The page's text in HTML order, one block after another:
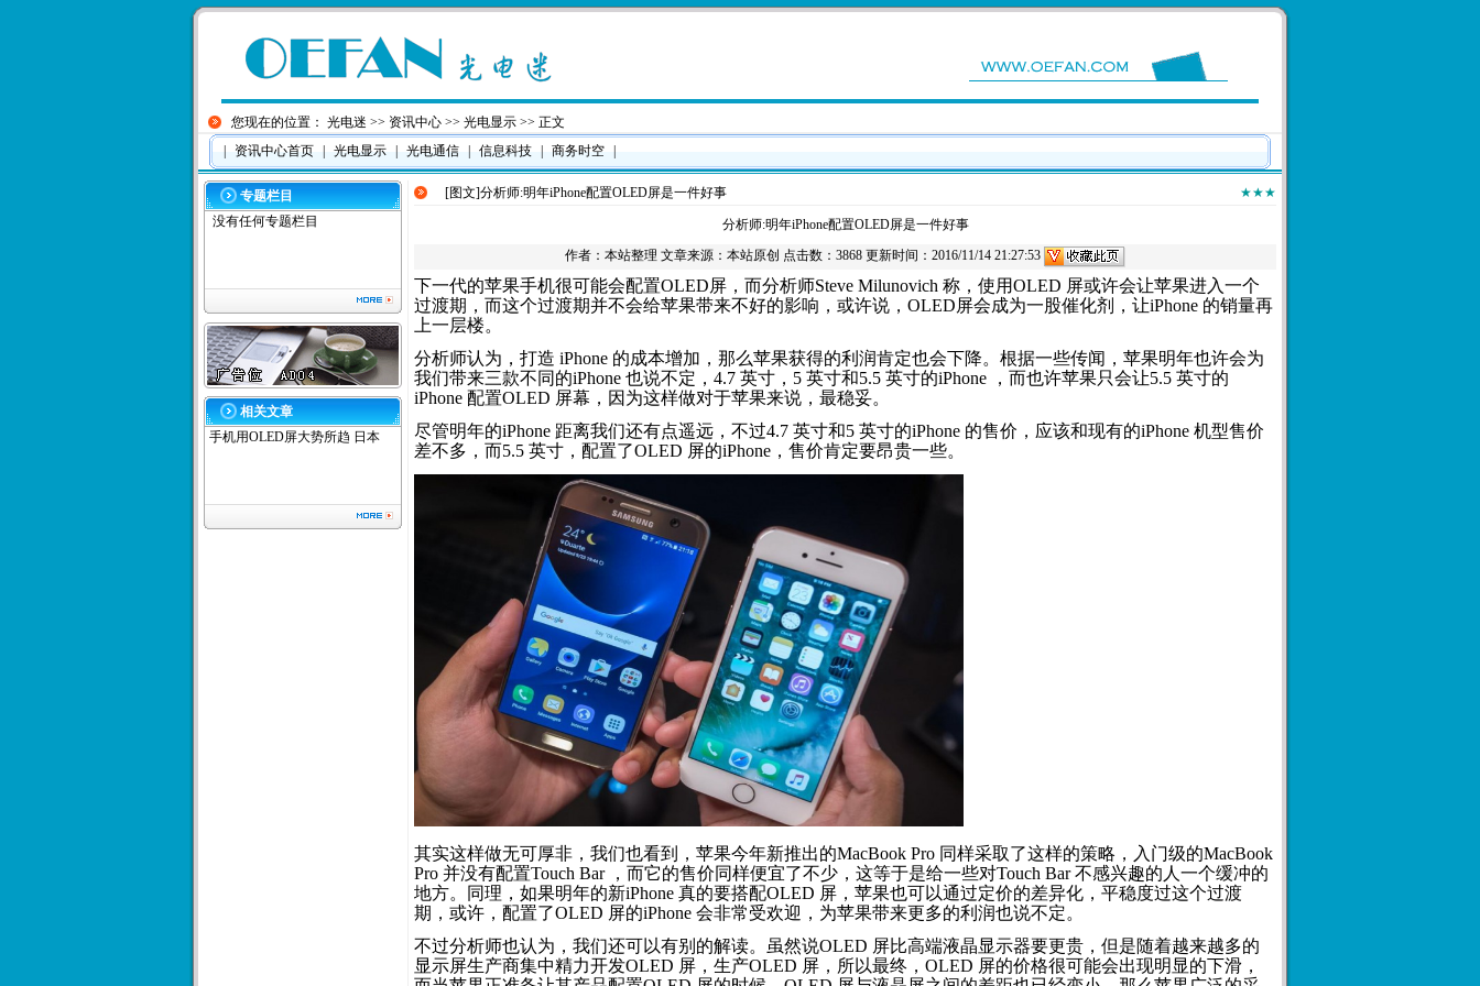
您现在的位置： 光电迷 >> 资讯中心 >> 光电显示 >> 正文
资讯中心首页 光电显示 光电通信 信息科技 商务时空
专题栏目
没有任何专题栏目
相关文章
手机用OLED屏大势所趋 日本
[图文]分析师:明年iPhone配置OLED屏是一件好事 ★★★
分析师:明年iPhone配置OLED屏是一件好事
作者： 本站整理 文章来源：本站原创 点击数：3868 更新时间：2016/11/14 21:27:53
下一代的苹果手机很可能会配置OLED屏，而分析师Steve Milunovich 称，使用OLED 屏或许会让苹果进入一个
过渡期，而这个过渡期并不会给苹果带来不好的影响，或许说，OLED屏会成为一股催化剂，让iPhone 的销量再
上一层楼。
分析师认为，打造 iPhone 的成本增加，那么苹果获得的利润肯定也会下降。根据一些传闻，苹果明年也许会为
我们带来三款不同的iPhone 也说不定，4.7 英寸，5 英寸和5.5 英寸的iPhone ，而也许苹果只会让5.5 英寸的
iPhone 配置OLED 屏幕，因为这样做对于苹果来说，最稳妥。
尽管明年的iPhone 距离我们还有点遥远，不过4.7 英寸和5 英寸的iPhone 的售价，应该和现有的iPhone 机型售价
差不多，而5.5 英寸，配置了OLED 屏的iPhone，售价肯定要昂贵一些。
其实这样做无可厚非，我们也看到，苹果今年新推出的MacBook Pro 同样采取了这样的策略，入门级的MacBook
Pro 并没有配置Touch Bar ，而它的售价同样便宜了不少，这等于是给一些对Touch Bar 不感兴趣的人一个缓冲的
地方。同理，如果明年的新iPhone 真的要搭配OLED 屏，苹果也可以通过定价的差异化，平稳度过这个过渡
期，或许，配置了OLED 屏的iPhone 会非常受欢迎，为苹果带来更多的利润也说不定。
不过分析师也认为，我们还可以有别的解读。虽然说OLED 屏比高端液晶显示器要更贵，但是随着越来越多的
显示屏生产商集中精力开发OLED 屏，生产OLED 屏，所以最终，OLED 屏的价格很可能会出现明显的下滑，